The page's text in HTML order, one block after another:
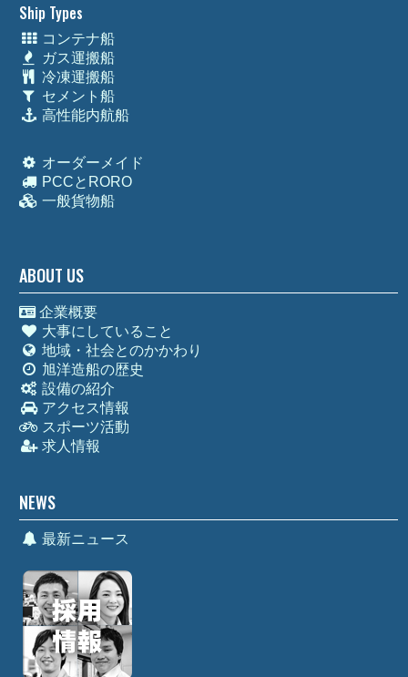
Ship Types
コンテナ船
ガス運搬船
冷凍運搬船
セメント船
高性能内航船
オーダーメイド
PCCとRORO
一般貨物船
ABOUT US
企業概要
大事にしていること
地域・社会とのかかわり
旭洋造船の歴史
設備の紹介
アクセス情報
スポーツ活動
求人情報
NEWS
最新ニュース